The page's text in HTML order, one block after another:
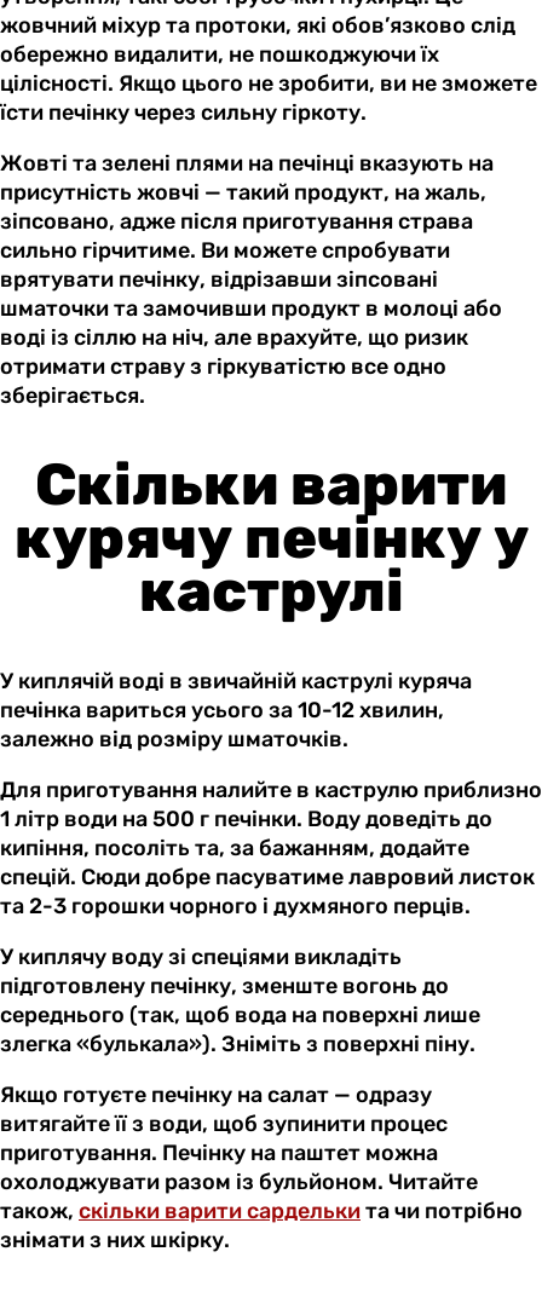
жовчний міхур та протоки, які обов’язково слід
обережно видалити, не пошкоджуючи їх
цілісності. Якщо цього не зробити, ви не зможете
їсти печінку через сильну гіркоту.
Жовті та зелені плями на печінці вказують на
присутність жовчі — такий продукт, на жаль,
зіпсовано, адже після приготування страва
сильно гірчитиме. Ви можете спробувати
врятувати печінку, відрізавши зіпсовані
шматочки та замочивши продукт в молоці або
воді із сіллю на ніч, але врахуйте, що ризик
отримати страву з гіркуватістю все одно
зберігається.
Скільки варити
курячу печінку у
каструлі
У киплячій воді в звичайній каструлі куряча
печінка вариться усього за 10-12 хвилин,
залежно від розміру шматочків.
Для приготування налийте в каструлю приблизно
1 літр води на 500 г печінки. Воду доведіть до
кипіння, посоліть та, за бажанням, додайте
спецій. Сюди добре пасуватиме лавровий листок
та 2-3 горошки чорного і духмяного перців.
У киплячу воду зі спеціями викладіть
підготовлену печінку, зменште вогонь до
середнього (так, щоб вода на поверхні лише
злегка «булькала»). Зніміть з поверхні піну.
Якщо готуєте печінку на салат — одразу
витягайте її з води, щоб зупинити процес
приготування. Печінку на паштет можна
охолоджувати разом із бульйоном. Читайте
також, скільки варити сарделькита чи потрібно
знімати з них шкірку.